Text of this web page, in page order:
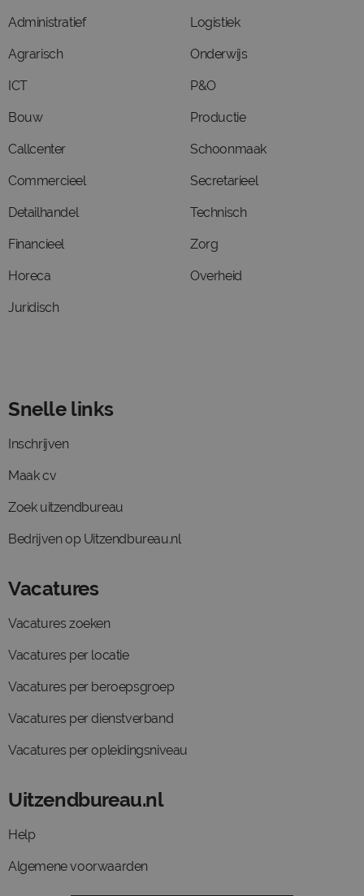
Administratief
Agrarisch
ICT
Bouw
Callcenter
Commercieel
Detailhandel
Financieel
Horeca
Juridisch
Logistiek
Onderwijs
P&O
Productie
Schoonmaak
Secretarieel
Technisch
Zorg
Overheid
Snelle links
Inschrijven
Maak cv
Zoek uitzendbureau
Bedrijven op Uitzendbureau.nl
Vacatures
Vacatures zoeken
Vacatures per locatie
Vacatures per beroepsgroep
Vacatures per dienstverband
Vacatures per opleidingsniveau
Uitzendbureau.nl
Help
Algemene voorwaarden